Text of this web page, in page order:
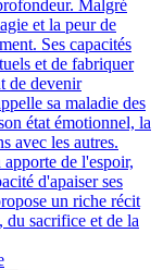
Malgré
et la peur de
Ses capacités
et de fabriquer
de devenir
sa maladie des
état émotionnel, la
avec les autres.
de l'espoir,
d'apaiser ses
un riche récit
du sacrifice et de la